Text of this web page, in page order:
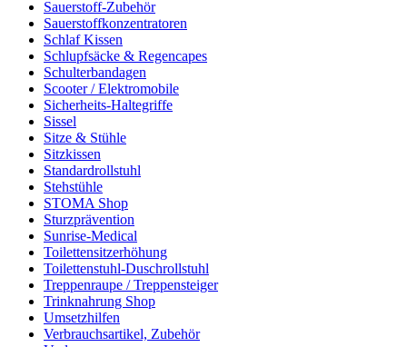
Sauerstoff-Zubehör
Sauerstoffkonzentratoren
Schlaf Kissen
Schlupfsäcke & Regencapes
Schulterbandagen
Scooter / Elektromobile
Sicherheits-Haltegriffe
Sissel
Sitze & Stühle
Sitzkissen
Standardrollstuhl
Stehstühle
STOMA Shop
Sturzprävention
Sunrise-Medical
Toilettensitzerhöhung
Toilettenstuhl-Duschrollstuhl
Treppenraupe / Treppensteiger
Trinknahrung Shop
Umsetzhilfen
Verbrauchsartikel, Zubehör